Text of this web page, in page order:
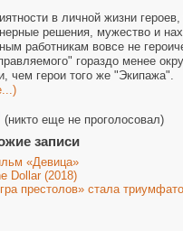
в личной жизни
решения, мужество и
работникам вовсе не
гораздо менее
чем герои того же "Экипажа".
(никто еще не проголосовал)
записи
«Девица»
Dollar (2018)
престолов» стала